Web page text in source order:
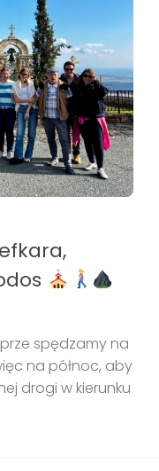
spędzamy na
na północ, aby
drogi w kierunku